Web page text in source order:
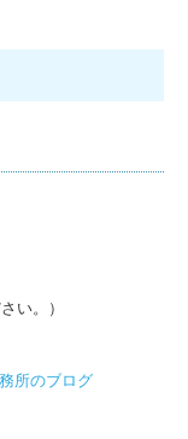
い。）
所のブログ